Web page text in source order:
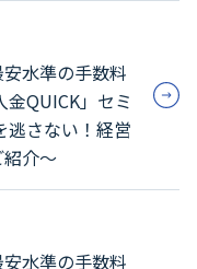
水準の手数料
QUICK」セミ
逃さない！経営
介～
水準の手数料